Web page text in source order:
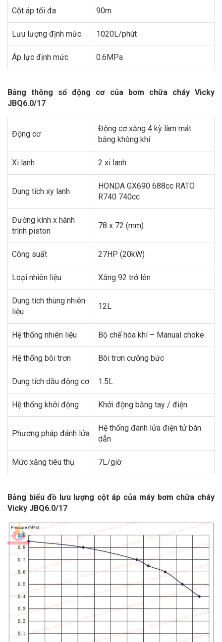
Cột áp tối đa 90m
Lưu lượng định mức 1020L/phút
Áp lực định mức 0.6MPa
Bảng thông số động cơ của bơm chữa cháy Vicky
JBQ6.0/17
Động cơ
Động cơ xăng 4 kỳ làm mát
bằng không khí
Xi lanh 2 xi lanh
Dung tích xy lanh
HONDA GX690 688cc RATO
R740 740cc
Đường kính x hành
trình piston
78 x 72 (mm)
Công suất 27HP (20kW)
Loại nhiên liệu Xăng 92 trở lên
Dung tích thùng nhiên
liệu
12L
Hệ thống nhiên liệu Bộ chế hòa khí – Manual choke
Hệ thống bôi trơn Bôi trơn cưỡng bức
Dung tích dầu động cơ 1.5L
Hệ thống khởi động Khởi động bằng tay / điện
Phương pháp đánh lửa
Hệ thống đánh lửa điện tử bán
dẫn
Mức xăng tiêu thụ 7L/giờ
Bảng biểu đồ lưu lượng cột áp của máy bơm chữa cháy
Vicky JBQ6.0/17